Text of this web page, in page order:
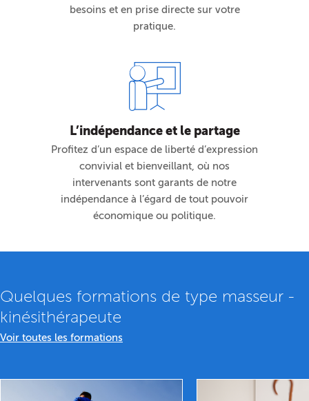
besoins et en prise directe sur votre
pratique.
L’indépendance et le partage
Profitez d’un espace de liberté d’expression
convivial et bienveillant, où nos
intervenants sont garants de notre
indépendance à l’égard de tout pouvoir
économique ou politique.
Quelques formations de type masseur -
kinésithérapeute
Voir toutes les formations